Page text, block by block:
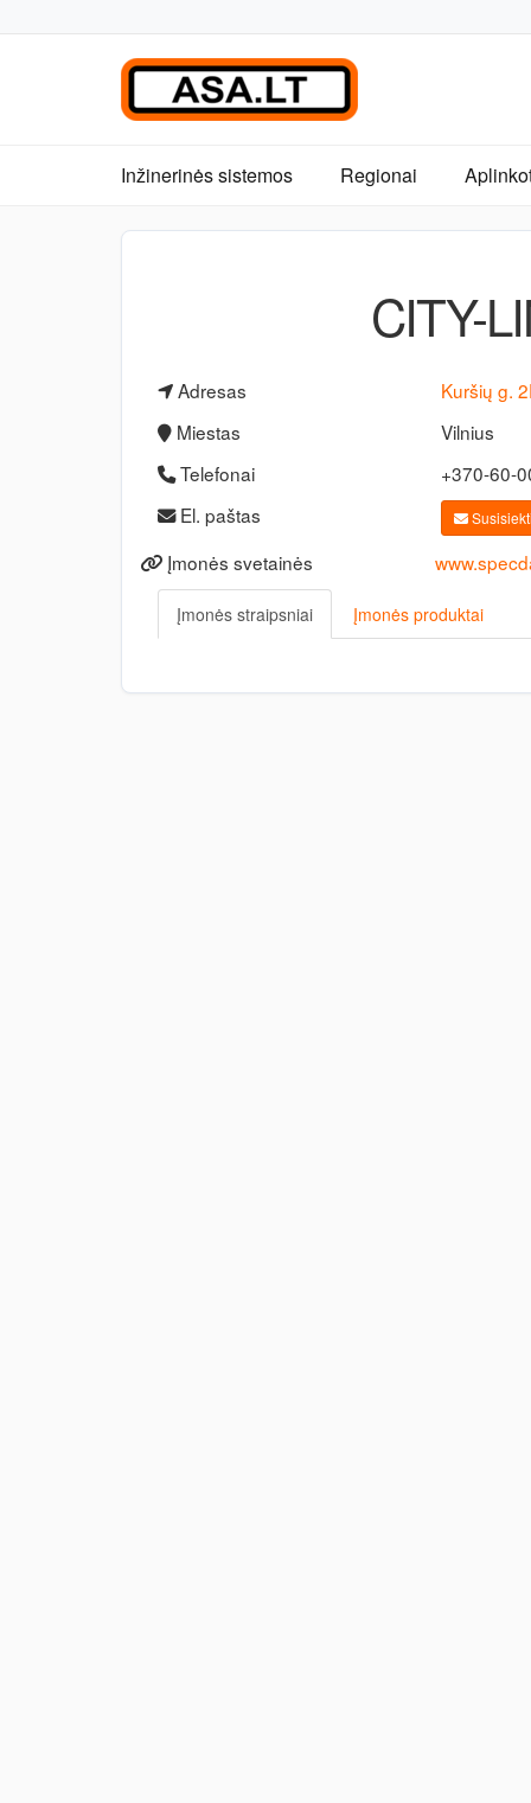
Inžinerinės sistemos Regionai
CITY-
Adresas
Kuršių g.
Miestas
Vilnius
Telefonai
+370-60-
El. paštas
Įmonės svetainės
Įmonės straipsniai Įmonės produktai